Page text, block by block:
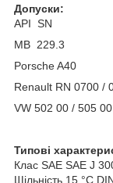
Допуски:
API SN
MB 229.3
Porsche A40
Renault RN 0700 /
VW 502 00 / 505 00
Типові
Клас SAE SAE J
Щільність 15 °C